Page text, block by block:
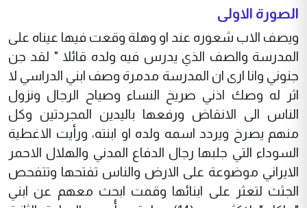
الصورة الاولى
ويصف الاب شعوره عند او وهلة وقعت فيها عيناه على
المدرسة والصف الذي يدرس فيه ولده قائلا " لقد جن
جنوني وانا ارى ان المدرسة مدمرة وصف ابني الدراسي لا
اثر له وصك اذني صريخ النساء وصياح الرجال ونزول
الناس الى الانقاض ورفعها باليدين المجردتين وكل
منهم يصرخ ويردد اسمه ولده او ابنته، ورأيت الاغطية
السوداء التي جلبها رجال الدفاع المدني والهلال الاحمر
الايراني موضوعة على الارض والناس تفتحها وتتفحص
الجثث لتعثر على ابنائها وقمت ابحث معهم عن ابني